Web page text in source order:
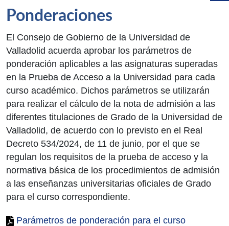
Ponderaciones
El Consejo de Gobierno de la Universidad de
Valladolid acuerda aprobar los parámetros de
ponderación aplicables a las asignaturas superadas
en la Prueba de Acceso a la Universidad para cada
curso académico. Dichos parámetros se utilizarán
para realizar el cálculo de la nota de admisión a las
diferentes titulaciones de Grado de la Universidad de
Valladolid, de acuerdo con lo previsto en el Real
Decreto 534/2024, de 11 de junio, por el que se
regulan los requisitos de la prueba de acceso y la
normativa básica de los procedimientos de admisión
a las enseñanzas universitarias oficiales de Grado
para el curso correspondiente.
Parámetros de ponderación para el curso